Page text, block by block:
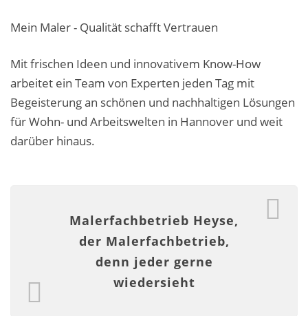
Über uns
Referenzen und Kundenbewertungen
Storytelling
Malerarbeiten in der Region
Leistungen ›
Altbausanierung
Mein Maler - Qualität schafft Vertrauen
Mit frischen Ideen und innovativem Know-How
arbeitet ein Team von Experten jeden Tag mit
Begeisterung an schönen und nachhaltigen Lösungen
für Wohn- und Arbeitswelten in Hannover und weit
darüber hinaus.
Malerfachbetrieb Heyse,
der Malerfachbetrieb,
denn jeder gerne
wiedersieht